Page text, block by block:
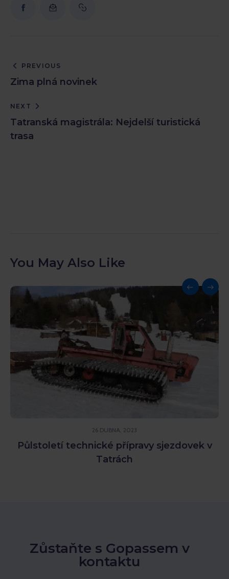
PREVIOUS
Zima plná novinek
NEXT
Tatranská magistrála: Nejdelší turistická
trasa
You May Also Like
26 DUBNA, 2023
Půlstoletí technické přípravy sjezdovek v
Tatrách
Zůstaňte s Gopassem v
kontaktu